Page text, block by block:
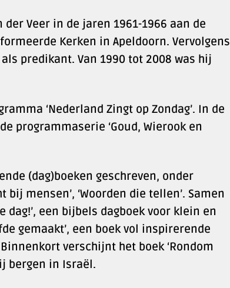
Veer in de jaren 1961-1966 aan de
Kerken in Apeldoorn. Vervolgens
predikant. Van 1990 tot 2008 was hij
‘Nederland Zingt op Zondag’. In de
programmaserie ‘Goud, Wierook en
(dag)boeken geschreven, onder
mensen’, ‘Woorden die tellen’. Samen
een bijbels dagboek voor klein en
gemaakt’, een boek vol inspirerende
verschijnt het boek ‘Rondom
bergen in Israël.